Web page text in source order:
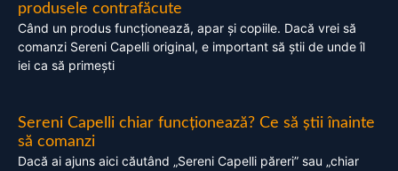
produsele contrafăcute
Când un produs funcționează, apar și copiile. Dacă vrei să
comanzi Sereni Capelli original, e important să știi de unde îl
iei ca să primești
Sereni Capelli chiar funcționează? Ce să știi înainte
să comanzi
Dacă ai ajuns aici căutând „Sereni Capelli păreri” sau „chiar